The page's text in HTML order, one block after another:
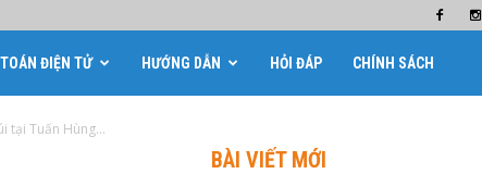
ĐIỆN TỬ HƯỚNG DẪN HỎI ĐÁP CHÍNH SÁCH
tại Tuấn Hùng...
BÀI VIẾT MỚI